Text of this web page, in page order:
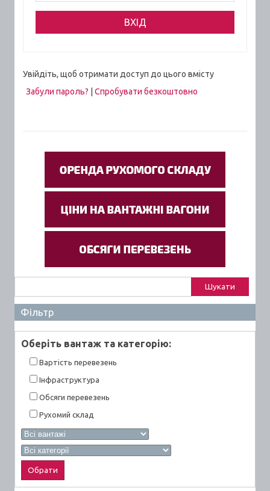
Увійдіть, щоб отримати доступ до цього вмісту
Забули пароль?
Спробувати безкоштовно
Фільтр
Оберiть вантаж та категорiю:
Вартiсть перевезень
Інфраструктура
Обсяги перевезень
Рухомий склад